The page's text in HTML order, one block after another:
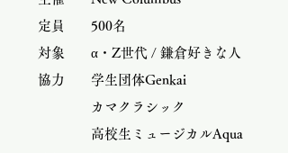
500名
α・Z世代 / 鎌倉好きな人
学生団体Genkai
カマクラシック
高校生ミュージカルAqua
定員​
対象
協力